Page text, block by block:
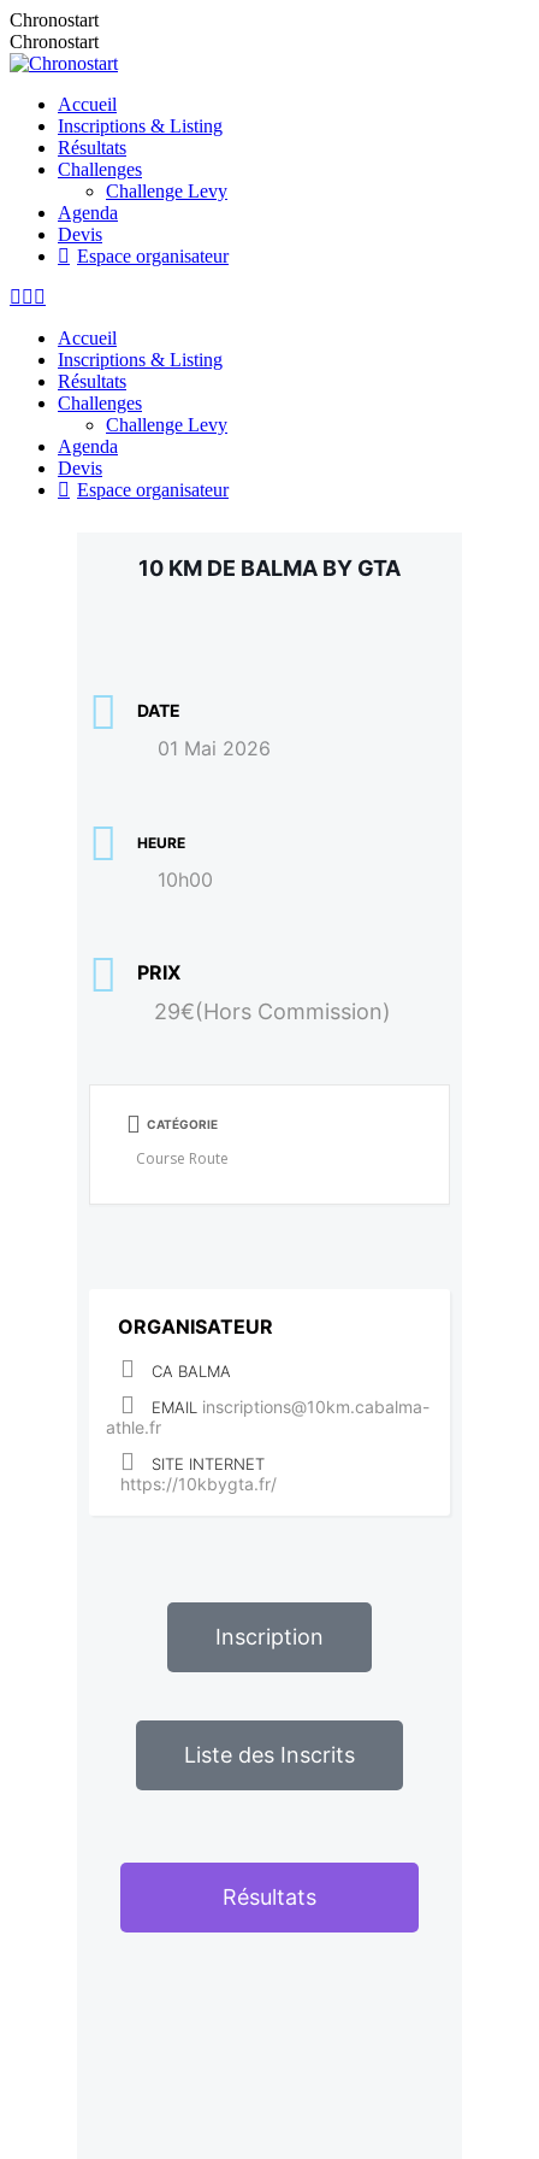
Chronostart
Chronostart
Accueil
Inscriptions & Listing
Résultats
Challenges
Challenge Levy
Agenda
Devis
Espace organisateur
Accueil
Inscriptions & Listing
Résultats
Challenges
Challenge Levy
Agenda
Devis
Espace organisateur
10 KM DE BALMA BY GTA
DATE
01 Mai 2026
HEURE
10h00
PRIX
29€(Hors Commission)
CATÉGORIE
Course Route
ORGANISATEUR
CA BALMA
EMAIL inscriptions@10km.cabalma-
athle.fr
SITE INTERNET
https://10kbygta.fr/
Inscription
Liste des Inscrits
Résultats